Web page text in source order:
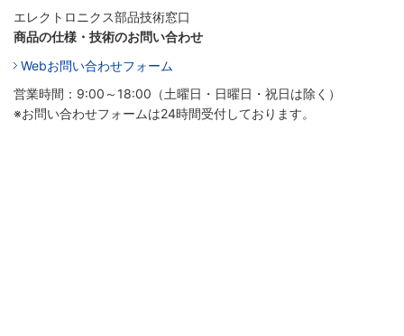
エレクトロニクス部品技術窓口
商品の仕様・技術のお問い合わせ
Webお問い合わせフォーム
営業時間：9:00～18:00（土曜日・日曜日・祝日は除く）
※お問い合わせフォームは24時間受付しております。